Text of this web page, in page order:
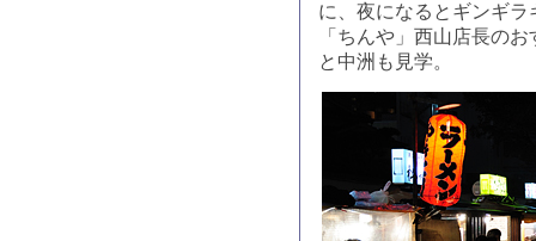
に、夜になるとギンギラ
「ちんや」西山店長の
と中洲も見学。